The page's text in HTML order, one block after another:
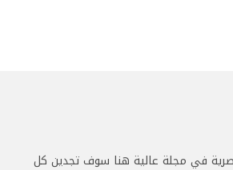
في مجلة عالية هنا سوف تجدين كل